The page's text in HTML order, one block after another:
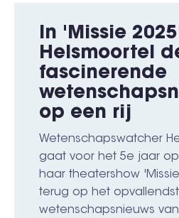
In 'Missie
Helsmoortel
fascinerende
op een rij
Wetenschapswatcher
gaat voor het 5e jaar op
haar theatershow
terug op het
wetenschapsnieuws